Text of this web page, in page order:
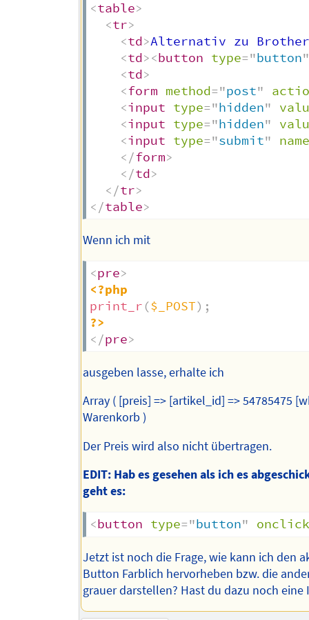
<table>
<tr>
<td>Alternativ zu Brother
<td><button type="button"
<td>
<form method="post"
<input type="hidden"
<input type="hidden"
<input type="submit"
name
</form>
</td>
</tr>
</table>
Wenn ich mit
<pre>
<?php
print_r ($_POST) ;
?>
</pre>
ausgeben lasse, erhalte ich
Array ( [preis] => [artikel_id] => 54785475
Warenkorb )
Der Preis wird also nicht übertragen.
EDIT: Hab es gesehen als ich es
geht es:
<button type="button" onclick
Jetzt ist noch die Frage, wie kann ich den
Button Farblich hervorheben bzw. die
grauer darstellen? Hast du dazu noch eine